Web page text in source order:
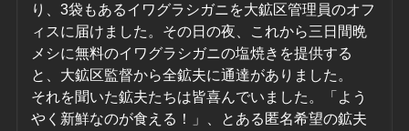
り、3袋もあるイワグラシガニを大鉱区管理員のオフ
ィスに届けました。その日の夜、これから三日間晩
メシに無料のイワグラシガニの塩焼きを提供する
と、大鉱区監督から全鉱夫に通達がありました。
それを聞いた鉱夫たちは皆喜んでいました。「よう
やく新鮮なのが食える！」、とある匿名希望の鉱夫